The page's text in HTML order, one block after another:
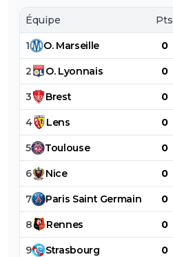
Équipe Pts
1 O. Marseille 0
2 O. Lyonnais 0
3 Brest 0
4 Lens 0
5 Toulouse 0
6 Nice 0
7 Paris Saint Germain 0
8 Rennes 0
9 Strasbourg 0